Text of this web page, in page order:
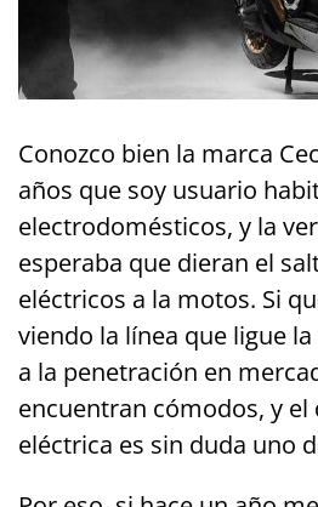
Conozco bien la marca
años que soy usuario
electrodomésticos, y la
esperaba que dieran el
eléctricos a la motos. Si
viendo la línea que ligue
a la penetración en
encuentran cómodos, y el
eléctrica es sin duda uno